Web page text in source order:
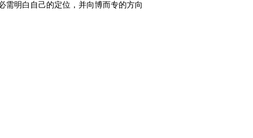
需明白自己的定位，并向博而专的方向